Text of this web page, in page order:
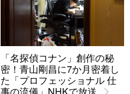
「名探偵コナン」創作の秘
密！青山剛昌に7か月密着し
た「プロフェッショナル 仕